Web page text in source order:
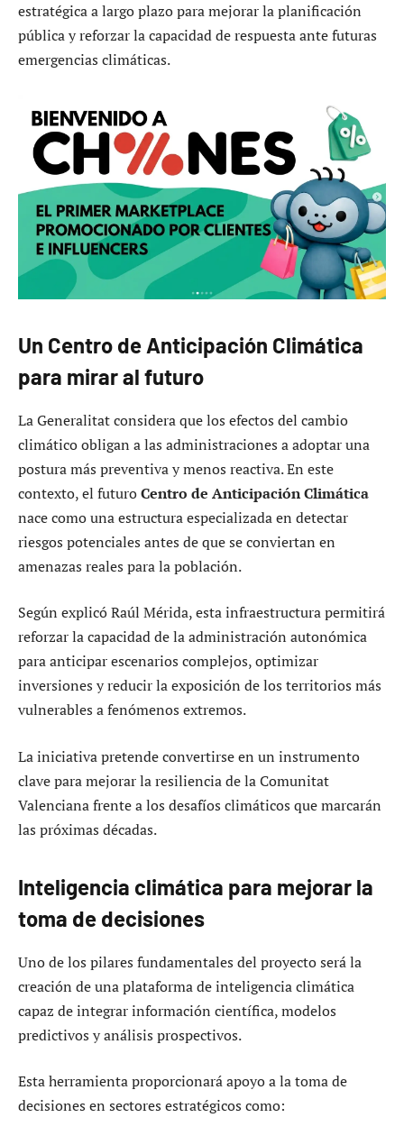
estratégica a largo plazo para mejorar la planificación
pública y reforzar la capacidad de respuesta ante futuras
emergencias climáticas.
Un Centro de Anticipación Climática
para mirar al futuro
La Generalitat considera que los efectos del cambio
climático obligan a las administraciones a adoptar una
postura más preventiva y menos reactiva. En este
contexto, el futuroCentro de Anticipación Climática
nace como una estructura especializada en detectar
riesgos potenciales antes de que se conviertan en
amenazas reales para la población.
Según explicó Raúl Mérida, esta infraestructura permitirá
reforzar la capacidad de la administración autonómica
para anticipar escenarios complejos, optimizar
inversiones y reducir la exposición de los territorios más
vulnerables a fenómenos extremos.
La iniciativa pretende convertirse en un instrumento
clave para mejorar la resiliencia de la Comunitat
Valenciana frente a los desafíos climáticos que marcarán
las próximas décadas.
Inteligencia climática para mejorar la
toma de decisiones
Uno de los pilares fundamentales del proyecto será la
creación de una plataforma de inteligencia climática
capaz de integrar información científica, modelos
predictivos y análisis prospectivos.
Esta herramienta proporcionará apoyo a la toma de
decisiones en sectores estratégicos como: